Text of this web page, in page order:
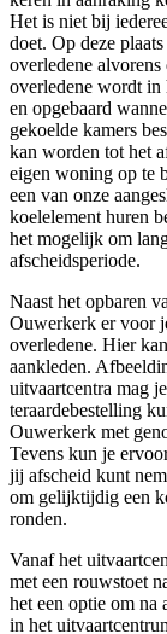
Het is niet bij
doet. Op deze
overledene
overledene wordt in
en opgebaard
gekoelde kamers
kan worden tot het
eigen woning op te
een van onze
koelelement huren
het mogelijk om
afscheidsperiode.
Naast het opbaren
Ouwerkerk er voor
overledene. Hier
aankleden.
uitvaartcentra mag
teraardebestelling
Ouwerkerk met
Tevens kun je
jij afscheid kunt
om gelijktijdig een
ronden.
Vanaf het
met een rouwstoet
het een optie om na
in het